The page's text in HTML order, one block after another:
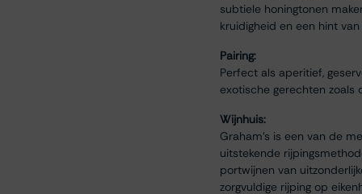
subtiele honingtonen
kruidigheid en een hint
Pairing:
Perfect als aperitief,
exotische gerechten zoals
Wijnhuis:
Graham’s is een van de
uitstekende
portwijnen van
zorgvuldige rijping op